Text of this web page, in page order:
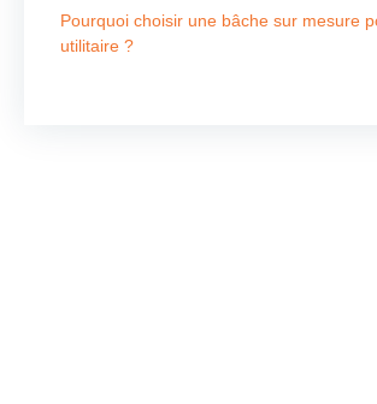
Pourquoi choisir une bâche sur mesure
utilitaire ?